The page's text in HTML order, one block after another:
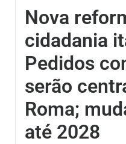
Nova
cidadania
Pedidos
serão
Roma;
até 2028